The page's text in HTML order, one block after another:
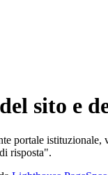
sito e
portale
risposta".